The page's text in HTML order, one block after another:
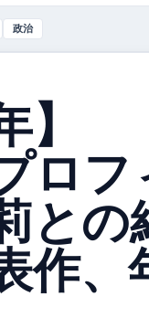
政治
】
ロ
との
作、